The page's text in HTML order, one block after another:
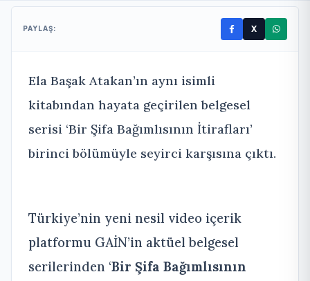
PAYLAŞ: X
Ela Başak Atakan’ın aynı isimli
kitabından hayata geçirilen belgesel
serisi ‘Bir Şifa Bağımlısının İtirafları’
birinci bölümüyle seyirci karşısına çıktı.
Türkiye’nin yeni nesil video içerik
platformu GAİN’in aktüel belgesel
serilerinden ‘Bir Şifa Bağımlısının